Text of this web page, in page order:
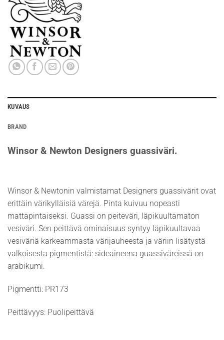
KUVAUS
BRAND
Winsor & Newton Designers guassiväri.
Winsor & Newtonin valmistamat Designers guassivärit ovat
erittäin värikylläisiä värejä. Pinta kuivuu nopeasti
mattapintaiseksi. Guassi on peiteväri, läpikuultamaton
vesiväri. Sen peittävä ominaisuus syntyy läpikuultavaa
vesiväriä karkeammasta värijauheesta ja väriin lisätystä
valkoisesta pigmentistä: sideaineena guassiväreissä on
arabikumi.
Pigmentti: PR173
Peittävyys: Puolipeittävä